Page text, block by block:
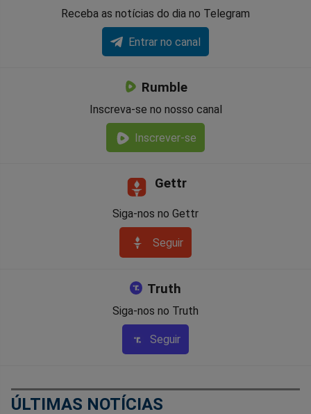
Receba as notícias do dia no Telegram
Entrar no canal
Rumble
Inscreva-se no nosso canal
Inscrever-se
Gettr
Siga-nos no Gettr
Seguir
Truth
Siga-nos no Truth
Seguir
ÚLTIMAS NOTÍCIAS